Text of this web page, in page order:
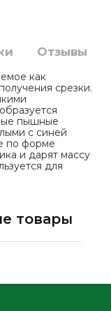
Отзывы
как
срезки.
пышные
с синей
по форме
и дарят массу
для
товары